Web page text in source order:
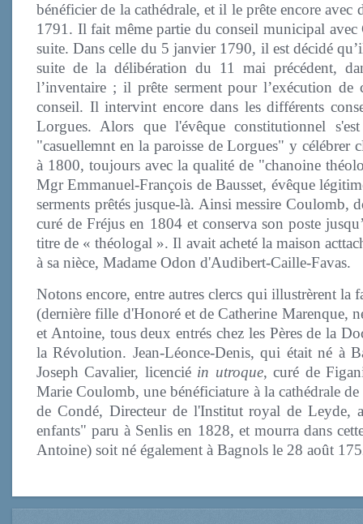
bénéficier de la cathédrale, et il le prête encore
1791. Il fait même partie du conseil municipal
suite. Dans celle du 5 janvier 1790, il est décidé
suite de la délibération du 11 mai précédent,
l’inventaire ; il prête serment pour l’exécution
conseil. Il intervint encore dans les différents
Lorgues. Alors que l'évêque constitutionnel
"casuellemnt en la paroisse de Lorgues" y célébrer
à 1800, toujours avec la qualité de "chanoine
Mgr Emmanuel-François de Bausset, évêque
serments prêtés jusque-là. Ainsi messire Coulomb,
curé de Fréjus en 1804 et conserva son poste
titre de « théologal ». Il avait acheté la maison
à sa nièce, Madame Odon d'Audibert-Caille-Favas.
Notons encore, entre autres clercs qui illustrèrent
(dernière fille d'Honoré et de Catherine Marenque,
et Antoine, tous deux entrés chez les Pères de la
la Révolution. Jean-Léonce-Denis, qui était né à
Joseph Cavalier, licencié in utroque, curé de
Marie Coulomb, une bénéficiature à la cathédrale
de Condé, Directeur de l'Institut royal de Leyde,
enfants" paru à Senlis en 1828, et mourra dans
Antoine) soit né également à Bagnols le 28 août